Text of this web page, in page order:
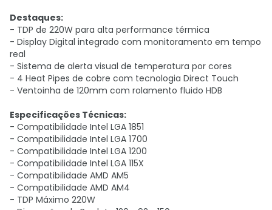
Destaques:
- TDP de 220W para alta performance térmica
- Display Digital integrado com monitoramento em tempo
real
- Sistema de alerta visual de temperatura por cores
- 4 Heat Pipes de cobre com tecnologia Direct Touch
- Ventoinha de 120mm com rolamento fluido HDB
Especificações Técnicas:
- Compatibilidade Intel LGA 1851
- Compatibilidade Intel LGA 1700
- Compatibilidade Intel LGA 1200
- Compatibilidade Intel LGA 115X
- Compatibilidade AMD AM5
- Compatibilidade AMD AM4
- TDP Máximo 220W